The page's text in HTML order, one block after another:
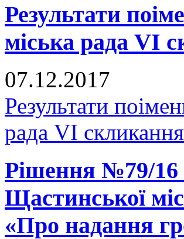
Результати
міська рада VI
07.12.2017
Результати
рада VI
Рішення №79/16
Щастинської
«Про надання